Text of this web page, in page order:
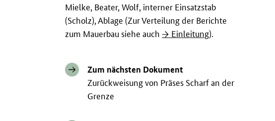
Mielke, Beater, Wolf, interner Einsatzstab
(Scholz), Ablage (Zur Verteilung der Berichte
zum Mauerbau siehe auch→ Einleitung).
Zum nächsten Dokument
Zurückweisung von Präses Scharf an der
Grenze